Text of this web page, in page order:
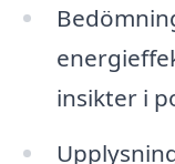
insikter i